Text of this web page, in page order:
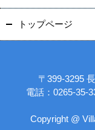
トップページ
〒399-3295
電話：0265-
Copyright @